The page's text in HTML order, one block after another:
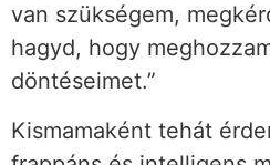
van szükségem,
hagyd, hogy
döntéseimet.”
Kismamaként tehát